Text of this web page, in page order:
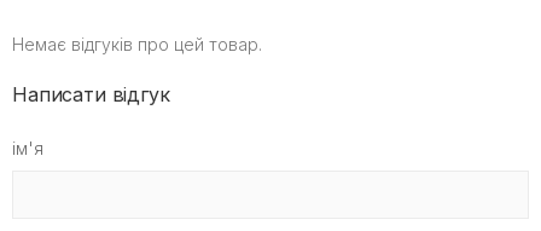
Немає відгуків про цей товар.
Написати відгук
ім'я